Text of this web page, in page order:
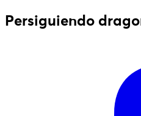
Persiguiendo